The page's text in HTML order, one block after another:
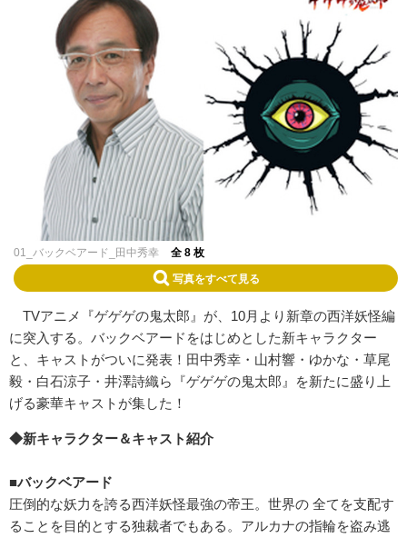
01_バックベアード_田中秀幸 全 8 枚
写真をすべて見る
TVアニメ『ゲゲゲの鬼太郎』が、10月より新章の西洋妖怪編
に突入する。バックベアードをはじめとした新キャラクター
と、キャストがついに発表！田中秀幸・山村響・ゆかな・草尾
毅・白石涼子・井澤詩織ら『ゲゲゲの鬼太郎』を新たに盛り上
げる豪華キャストが集した！
◆新キャラクター＆キャスト紹介
■バックベアード
圧倒的な妖力を誇る西洋妖怪最強の帝王。世界の 全てを支配す
ることを目的とする独裁者でもある。アルカナの指輪を盗み逃